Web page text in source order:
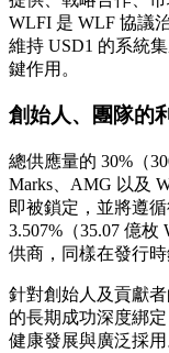
WLFI 是 WLF 協議
維持 USD1 的系統
鍵作用。
創始人、團隊的
總供應量的 30%（
Marks、AMG 以及
即被鎖定，並將遵
3.507%（35.07 億
供商，同樣在發行
針對創始人及貢獻
的長期成功深度綁
健康發展與廣泛採用